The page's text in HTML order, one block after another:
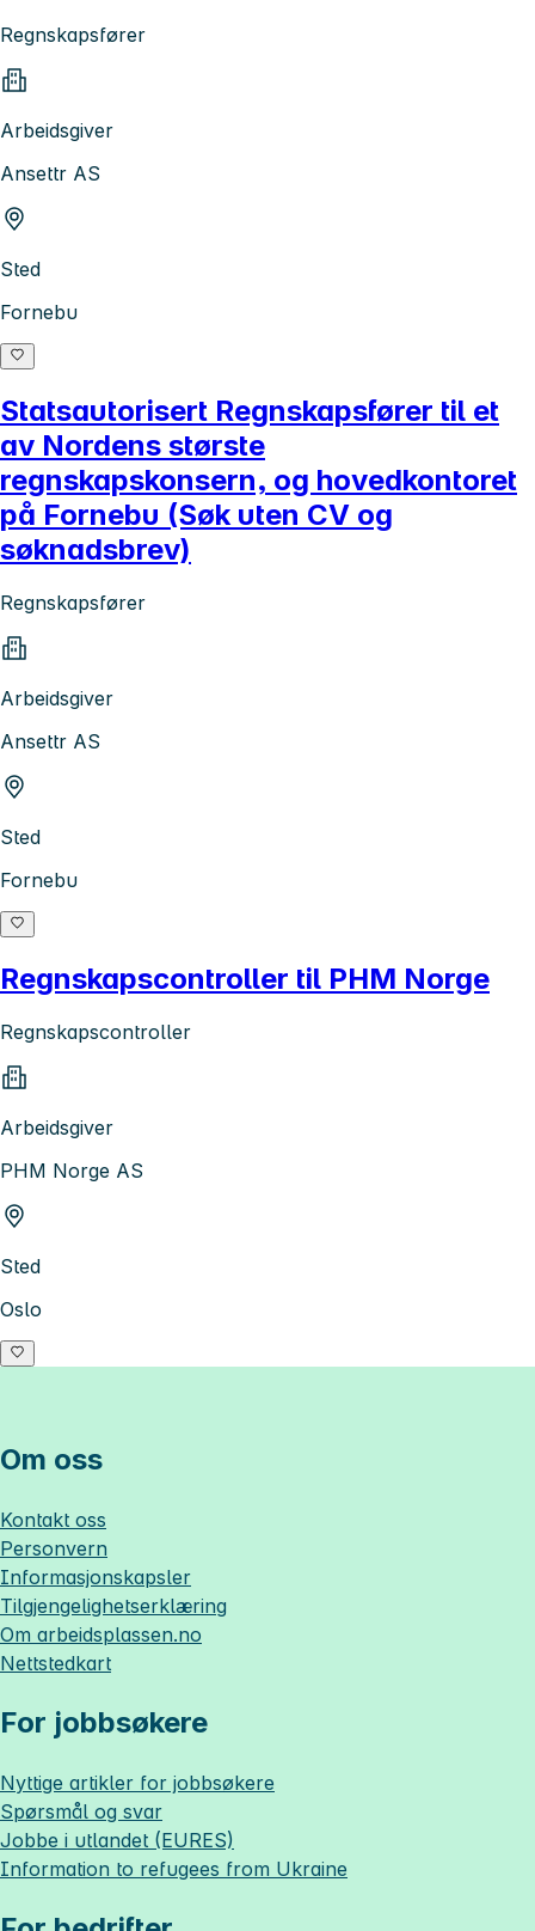
Regnskapsfører
Arbeidsgiver
Ansettr AS
Sted
Fornebu
Statsautorisert Regnskapsfører til et
av Nordens største
regnskapskonsern, og hovedkontoret
på Fornebu (Søk uten CV og
søknadsbrev)
Regnskapsfører
Arbeidsgiver
Ansettr AS
Sted
Fornebu
Regnskapscontroller til PHM Norge
Regnskapscontroller
Arbeidsgiver
PHM Norge AS
Sted
Oslo
Om oss
Kontakt oss
Personvern
Informasjonskapsler
Tilgjengelighetserklæring
Om arbeidsplassen.no
Nettstedkart
For jobbsøkere
Nyttige artikler for jobbsøkere
Spørsmål og svar
Jobbe i utlandet (EURES)
Information to refugees from Ukraine